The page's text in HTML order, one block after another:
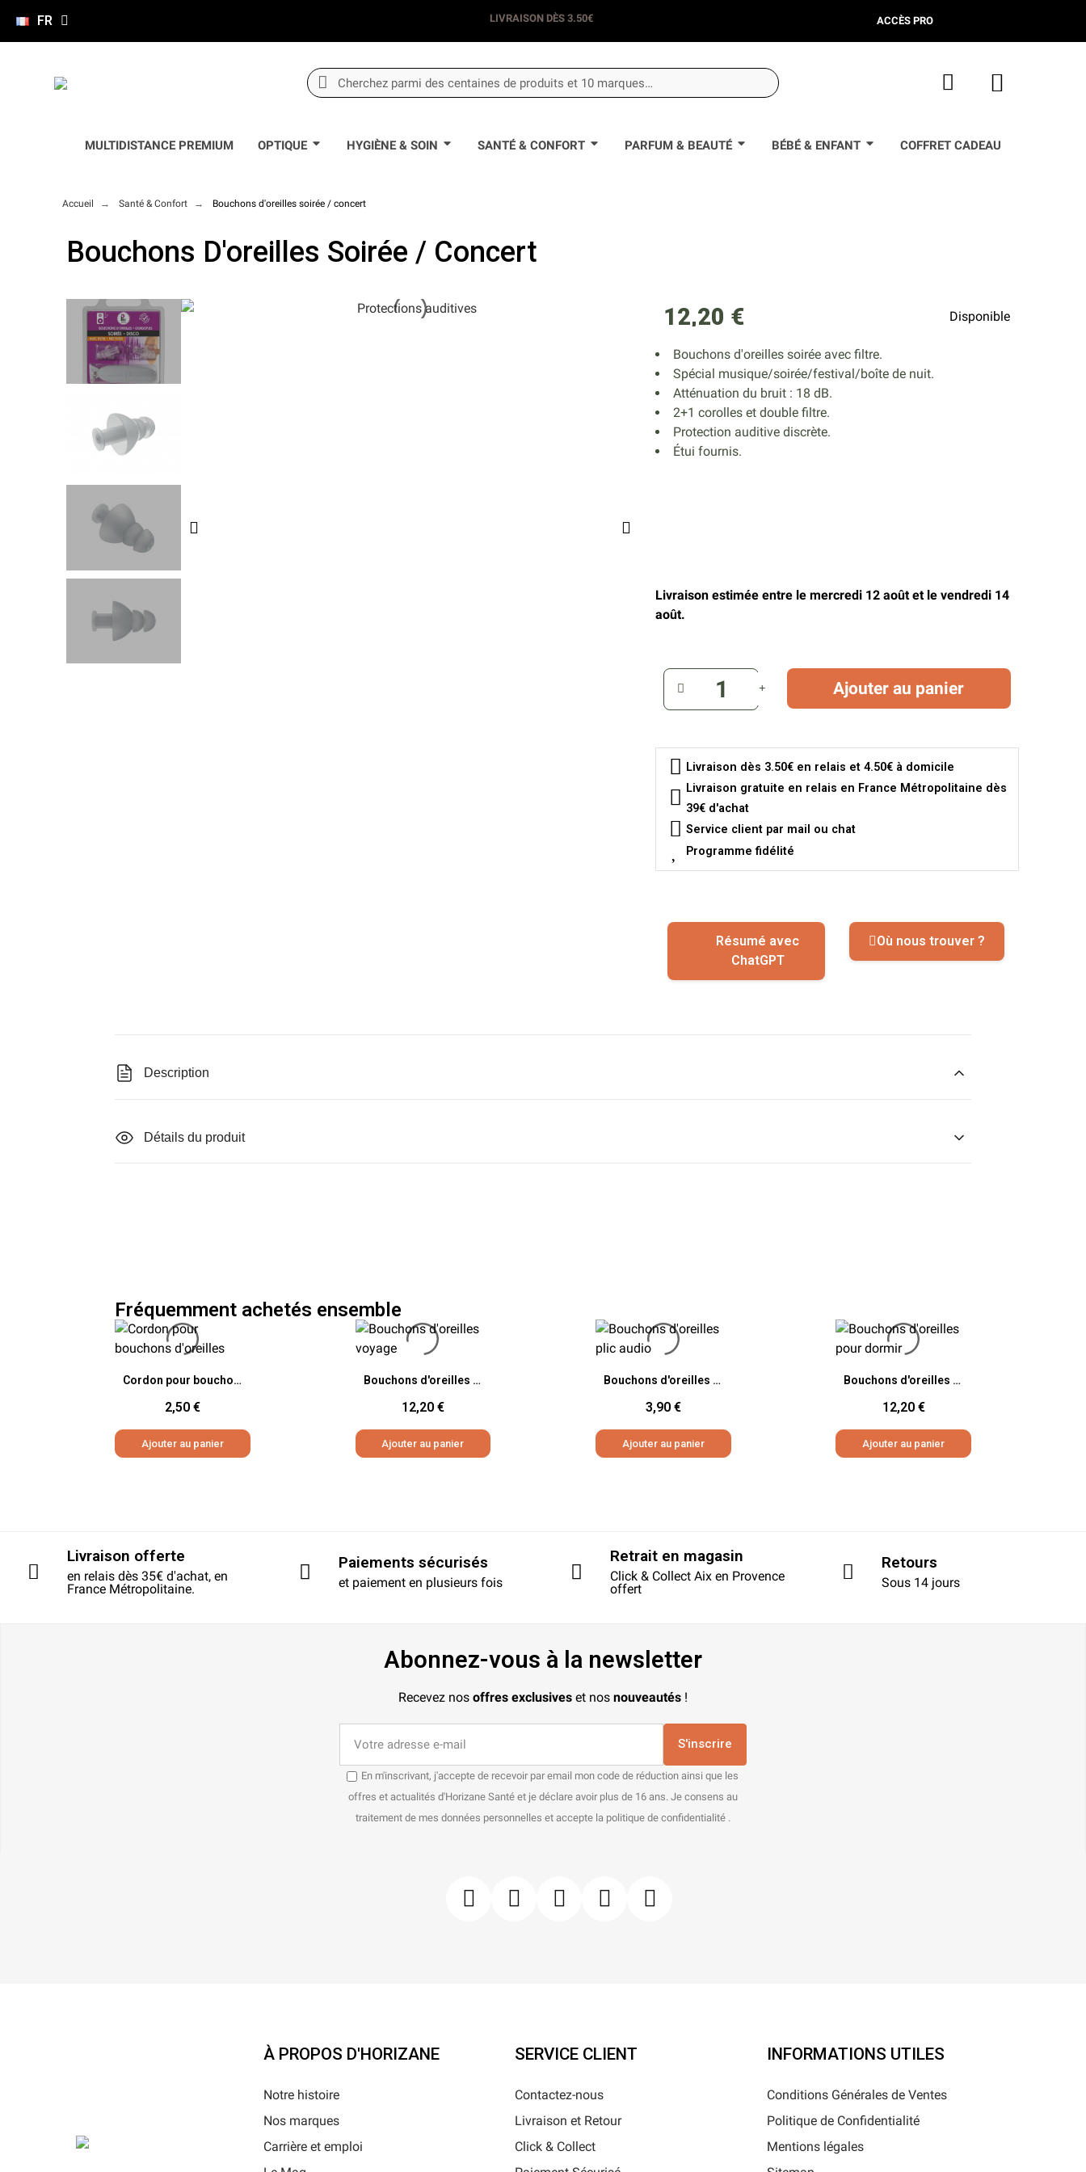
FR LIVRAISON DÈS 3.50€ ACCÈS PRO
MULTIDISTANCE PREMIUM OPTIQUE HYGIÈNE & SOIN SANTÉ & CONFORT PARFUM & BEAUTÉ BÉBÉ & ENFANT COFFRET CADEAU
Accueil Santé & Confort Bouchons d'oreilles soirée / concert
Bouchons D'oreilles Soirée / Concert
12,20 € Disponible
Bouchons d'oreilles soirée avec filtre.
Spécial musique/soirée/festival/boîte de nuit.
Atténuation du bruit : 18 dB.
2+1 corolles et double filtre.
Protection auditive discrète.
Étui fournis.
Livraison estimée entre le mercredi 12 août et le vendredi 14
août.
Ajouter au panier
Livraison dès 3.50€ en relais et 4.50€ à domicile
Livraison gratuite en relais en France Métropolitaine dès
39€ d'achat
Service client par mail ou chat
Programme fidélité
Résumé avec
ChatGPT
Où nous trouver ?
Description
Détails du produit
Fréquemment achetés ensemble
Aperçu rapide Cordon pour bouchons d'oreilles
2,50 €
Ajouter au panier
Aperçu rapide Bouchons d'oreilles voyage
12,20 €
Ajouter au panier
Aperçu rapide Bouchons d'oreilles en silicone hydraté - 2 paires
3,90 €
Ajouter au panier
Aperçu rapide Bouchons d'oreilles pour dormir
12,20 €
Ajouter au panier
Livraison offerte
en relais dès 35€ d'achat, en
France Métropolitaine.
Paiements sécurisés
et paiement en plusieurs fois
Retrait en magasin
Click & Collect Aix en Provence
offert
Retours
Sous 14 jours
Abonnez-vous à la newsletter
Recevez nos offres exclusives et nos nouveautés !
S'inscrire
En m'inscrivant, j'accepte de recevoir par email mon code de réduction ainsi que les
offres et actualités d'Horizane Santé et je déclare avoir plus de 16 ans. Je consens au
traitement de mes données personnelles et accepte la politique de confidentialité .
À PROPOS D'HORIZANE
Notre histoire
Nos marques
Carrière et emploi
SERVICE CLIENT
Contactez-nous
Livraison et Retour
Click & Collect
INFORMATIONS UTILES
Conditions Générales de Ventes
Politique de Confidentialité
Mentions légales